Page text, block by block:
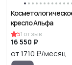
кресло Альфа
51 отзыв
16 550 ₽
от 1710 ₽/месяц